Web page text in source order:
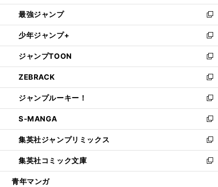
ン
ド
ウ
で
開
く
ウ
ィ
ン
ド
ウ
で
開
く
し
い
ウ
ィ
ン
ド
ウ
で
開
く
最強ジャンプ
新
し
い
ウ
ィ
ン
ド
ウ
で
開
く
少年ジャンプ+
新
し
い
ウ
ィ
ン
ド
ウ
で
開
く
ジャンプTOON
新
し
い
ウ
ィ
ン
ド
ウ
で
開
く
ZEBRACK
新
し
い
ウ
ィ
ン
ド
ウ
で
開
ジャンプルーキー！
新
し
い
ウ
ィ
ン
ド
ウ
S-MANGA
新
し
い
ウ
ィ
ン
集英社ジャンプリミックス
新
し
い
ウ
集英社コミック文庫
新
し
青年マンガ